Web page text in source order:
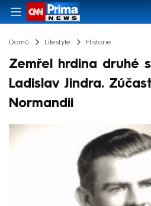
Domů Lifestyle Historie
Zemřel hrdina druhé
Ladislav Jindra.
Normandii